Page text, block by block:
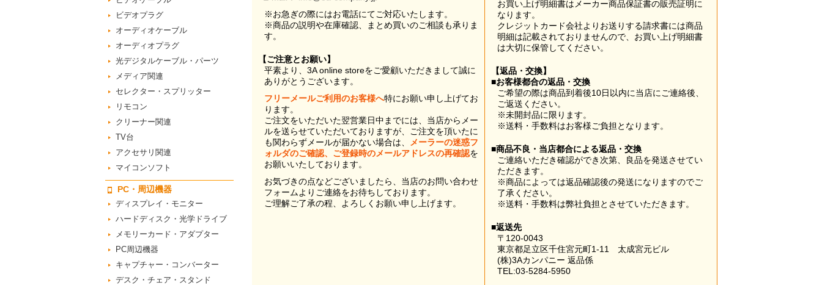
※お急ぎの際にはお電話にてご対応いたします。
※商品の説明や在庫確認、まとめ買いのご相談も承りま
す。
【ご注意とお願い】
平素より、3A online storeをご愛顧いただきまして誠に
ありがとうございます。
フリーメールご利用のお客様へ特にお願い申し上げてお
ります。
ご注文をいただいた翌営業日中までには、当店からメー
ルを送らせていただいておりますが、ご注文を頂いたに
も関わらずメールが届かない場合は、
メーラーの迷惑フ
ォルダのご確認、ご登録時のメールアドレスの再確認を
お願いいたしております。
お気づきの点などございましたら、当店のお問い合わせ
フォームよりご連絡をお待ちしております。
ご理解ご了承の程、よろしくお願い申し上げます。
お買い上げ明細書はメーカー商品保証書の販売証明に
なります。
クレジットカード会社よりお送りする請求書には商品
明細は記載されておりませんので、お買い上げ明細書
は大切に保管してください。
【返品・交換】
■お客様都合の返品・交換
ご希望の際は商品到着後10日以内に当店にご連絡後、
ご返送ください。
※未開封品に限ります。
※送料・手数料はお客様ご負担となります。
■商品不良・当店都合による返品・交換
ご連絡いただき確認ができ次第、良品を発送させてい
ただきます。
※商品によっては返品確認後の発送になりますのでご
了承ください。
※送料・手数料は弊社負担とさせていただきます。
■返送先
〒120-0043
東京都足立区千住宮元町1-11 太成宮元ビル
(株)3Aカンパニー 返品係
TEL:03-5284-5950
ビデオプラグ
オーディオケーブル
オーディオプラグ
光デジタルケーブル・パーツ
メディア関連
セレクター・スプリッター
リモコン
クリーナー関連
TV台
アクセサリ関連
マイコンソフト
PC・周辺機器
ディスプレイ・モニター
ハードディスク・光学ドライブ
メモリーカード・アダプター
PC周辺機器
キャプチャー・コンバーター
デスク・チェア・スタンド